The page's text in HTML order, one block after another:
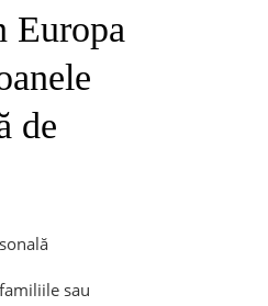
Europa
de
sau